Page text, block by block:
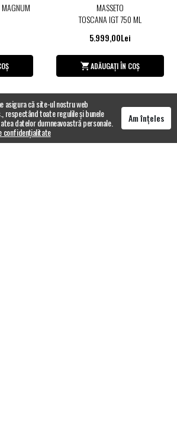
MAGNUM
MASSETO
TOSCANA IGT 750 ML
5.999,00Lei
ADĂUGAȚI ÎN COȘ
asigura că site-ul nostru web
respectând toate regulile și bunele
datelor dumneavoastră personale.
confidențialitate
Am înțeles